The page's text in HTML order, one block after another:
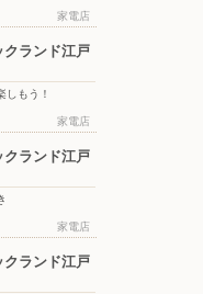
家電店
クランド江戸
しもう！
家電店
クランド江戸
家電店
クランド江戸